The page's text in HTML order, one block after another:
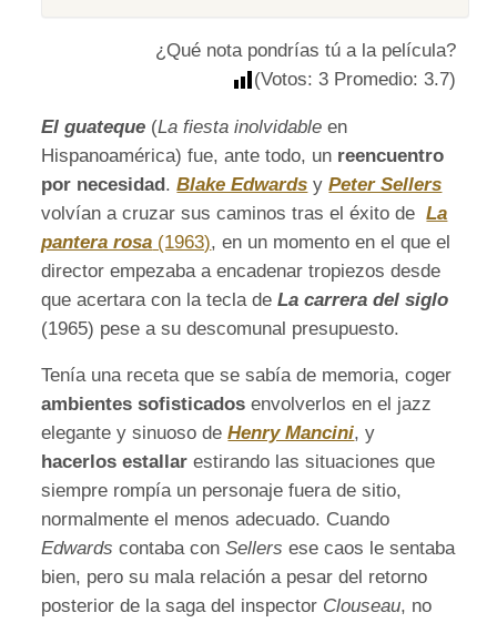
¿Qué nota pondrías tú a la película?
(Votos: 3Promedio: 3.7)
El guateque (La fiesta inolvidable en
Hispanoamérica) fue, ante todo, un reencuentro
por necesidad.Blake Edwards yPeter Sellers
volvían a cruzar sus caminos tras el éxito deLa
pantera rosa (1963), en un momento en el que el
director empezaba a encadenar tropiezos desde
que acertara con la tecla deLa carrera del siglo
(1965) pese a su descomunal presupuesto.
Tenía una receta que se sabía de memoria, coger
ambientes sofisticados envolverlos en el jazz
elegante y sinuoso deHenry Mancini, y
hacerlos estallarestirando las situaciones que
siempre rompía un personaje fuera de sitio,
normalmente el menos adecuado. Cuando
Edwards contaba conSellers ese caos le sentaba
bien, pero su mala relación a pesar del retorno
posterior de la saga del inspector Clouseau, no